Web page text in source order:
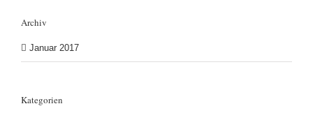
Archiv
Januar 2017
Kategorien